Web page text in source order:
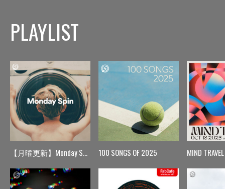
PLAYLIST
【月曜更新】Monday Spin 100 SONGS OF 2025 MIND TRAVEL